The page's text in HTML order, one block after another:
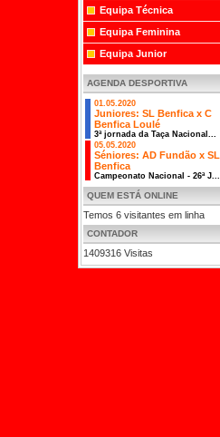
Equipa Técnica
Equipa Feminina
Equipa Junior
AGENDA DESPORTIVA
01.05.2020
Juniores: SL Benfica x C
Benfica Loulé
3ª jornada da Taça Nacional...
05.05.2020
Séniores: AD Fundão x SL
Benfica
Campeonato Nacional - 26ª J...
QUEM ESTÁ ONLINE
Temos 6 visitantes em linha
CONTADOR
1409316 Visitas